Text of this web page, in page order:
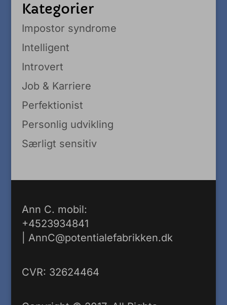
Kategorier
Impostor syndrome
Intelligent
Introvert
Job & Karriere
Perfektionist
Personlig udvikling
Særligt sensitiv
Ann C. mobil:
+4523934841
AnnC@potentialefabrikken.dk
CVR: 32624464